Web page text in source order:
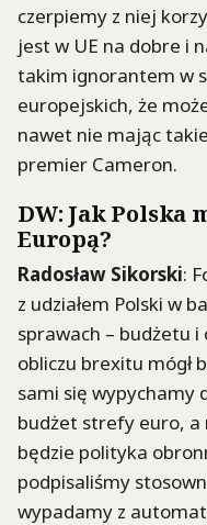
czerpiemy z niej
jest w UE na dobre i
takim ignorantem w
europejskich, że
nawet nie mając
premier Cameron.
DW: Jak Polska
Europą?
Radosław Sikorski:
z udziałem Polski w
sprawach – budżetu i
obliczu brexitu mógł
sami się wypychamy
budżet strefy euro, a
będzie polityka
podpisaliśmy
wypadamy z